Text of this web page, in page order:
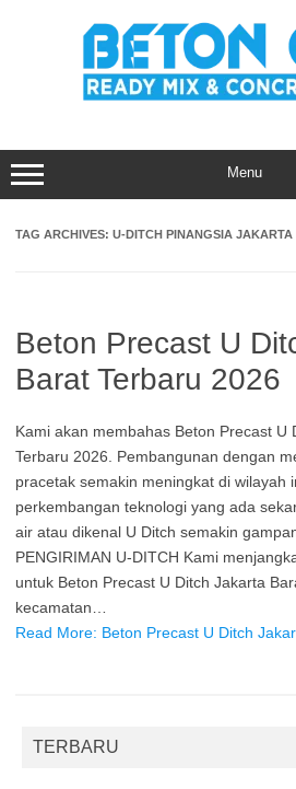
Menu
TAG ARCHIVES: U-DITCH PINANGSIA JAKARTA
Beton Precast U
Barat Terbaru 2026
Kami akan membahas Beton Precast U
Terbaru 2026. Pembangunan dengan
pracetak semakin meningkat di wilayah
perkembangan teknologi yang ada
air atau dikenal U Ditch semakin
PENGIRIMAN U-DITCH Kami
untuk Beton Precast U Ditch Jakarta
kecamatan…
Read More: Beton Precast U Ditch
TERBARU